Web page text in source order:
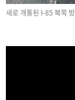
새로 개통된 I-85 북쪽